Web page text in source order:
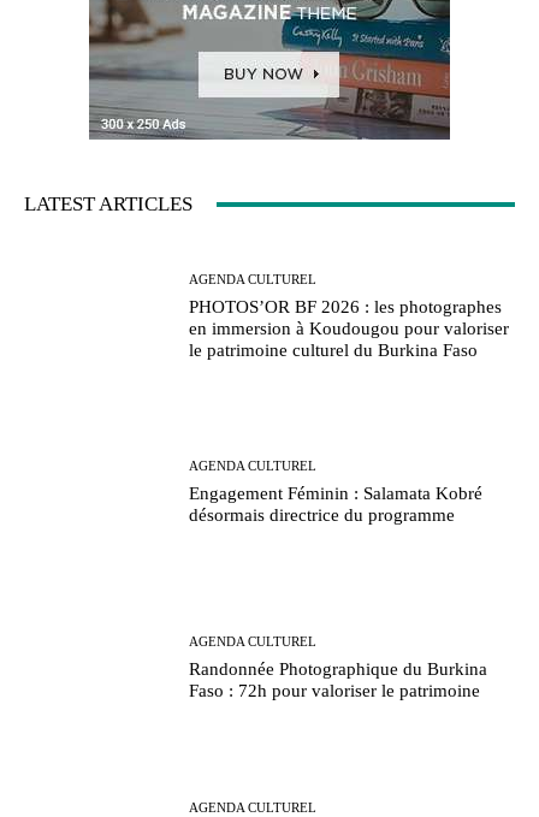
LATEST ARTICLES
AGENDA CULTUREL
PHOTOS’OR BF 2026 : les photographes
en immersion à Koudougou pour valoriser
le patrimoine culturel du Burkina Faso
AGENDA CULTUREL
Engagement Féminin : Salamata Kobré
désormais directrice du programme
AGENDA CULTUREL
Randonnée Photographique du Burkina
Faso : 72h pour valoriser le patrimoine
AGENDA CULTUREL